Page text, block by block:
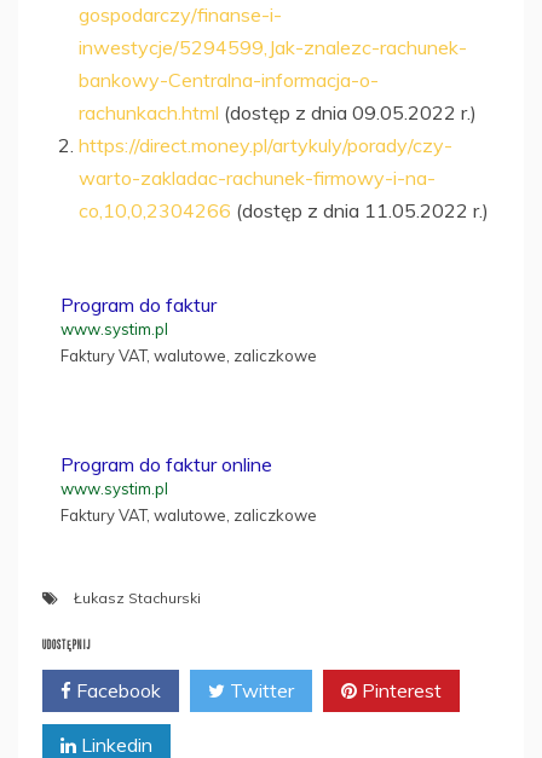
gospodarczy/finanse-i-
inwestycje/5294599,Jak-znalezc-rachunek-
bankowy-Centralna-informacja-o-
rachunkach.html (dostęp z dnia 09.05.2022 r.)
https://direct.money.pl/artykuly/porady/czy-
warto-zakladac-rachunek-firmowy-i-na-
co,10,0,2304266 (dostęp z dnia 11.05.2022 r.)
Program do faktur
www.systim.pl
Faktury VAT, walutowe, zaliczkowe
Program do faktur online
www.systim.pl
Faktury VAT, walutowe, zaliczkowe
Łukasz Stachurski
UDOSTĘPNIJ
Facebook Twitter Pinterest
Linkedin